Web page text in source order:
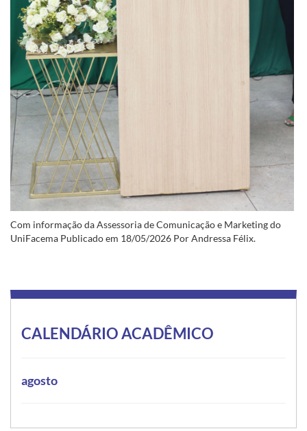
Com informação da Assessoria de Comunicação e Marketing do
UniFacema Publicado em 18/05/2026 Por Andressa Félix.
CALENDÁRIO ACADÊMICO
agosto